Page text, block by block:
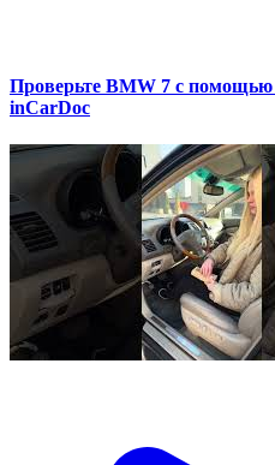
Проверьте BMW 7 с
inCarDoc